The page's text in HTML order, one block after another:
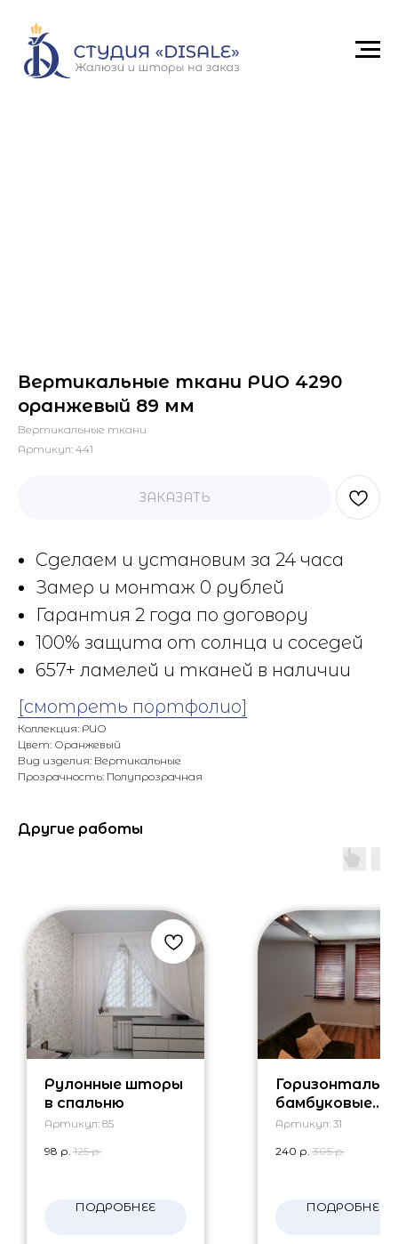
Вертикальные ткани РИО 4290
оранжевый 89 мм
Вертикальные ткани
Артикул: 441
ЗАКАЗАТЬ
Сделаем и установим за 24 часа
Замер и монтаж 0 рублей
Гарантия 2 года по договору
100% защита от солнца и соседей
657+ ламелей и тканей в наличии
[смотреть портфолио]
Коллекция: РИО
Цвет: Оранжевый
Вид изделия: Вертикальные
Прозрачность: Полупрозрачная
Другие работы
Рулонные шторы
в спальню
Артикул: 85
98 р. 125 р.
ПОДРОБНЕЕ
бамбуковые
жалюзи
Артикул: 31
240 р. 305 р.
ПОДРОБНЕЕ